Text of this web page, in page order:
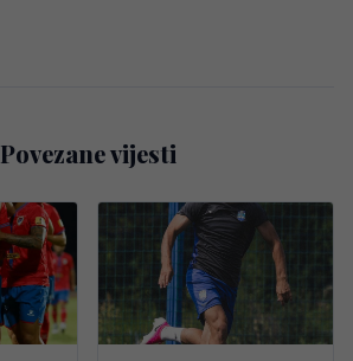
Povezane vijesti